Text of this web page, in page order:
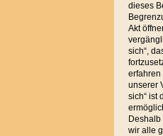
dieses
Akt
sich“,
erfahren
unserer
sich“ ist
Deshalb
wir alle